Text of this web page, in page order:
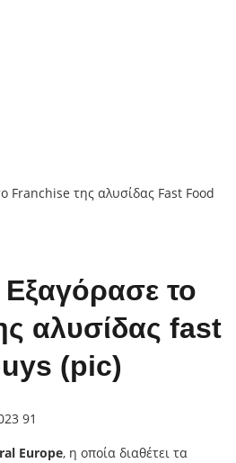
το
αλυσίδας fast
(pic)
91
Europe, η οποία διαθέτει τα